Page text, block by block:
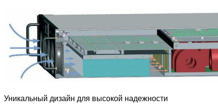
Уникальный дизайн для высокой надежности